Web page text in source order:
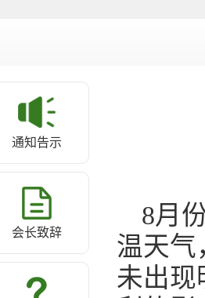
通知告示
会长致辞
8月
温天气
未出现